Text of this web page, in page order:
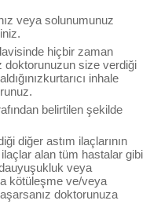
veya solunumunuz
hiçbir zaman
doktorunuzun size verdiği
inhale
belirtilen şekilde
diğer astım ilaçlarının
ilaçlar alan tüm hastalar gibi
veya
kötüleşme ve/veya
doktorunuza